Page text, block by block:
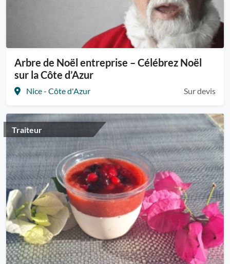
Arbre de Noël entreprise – Célébrez Noël
sur la Côte d’Azur
Nice - Côte d'Azur Sur devis
Traiteur